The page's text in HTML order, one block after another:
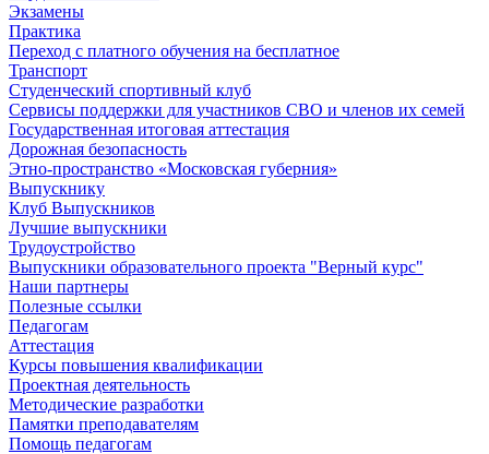
Экзамены
Практика
Переход с платного обучения на бесплатное
Транспорт
Студенческий спортивный клуб
Сервисы поддержки для участников СВО и членов их семей
Государственная итоговая аттестация
Дорожная безопасность
Этно-пространство «Московская губерния»
Выпускнику
Клуб Выпускников
Лучшие выпускники
Трудоустройство
Выпускники образовательного проекта "Верный курс"
Наши партнеры
Полезные ссылки
Педагогам
Аттестация
Курсы повышения квалификации
Проектная деятельность
Методические разработки
Памятки преподавателям
Помощь педагогам